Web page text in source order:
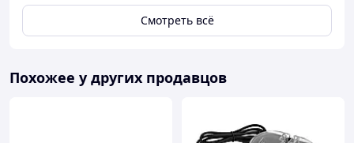
Смотреть всё
Похожее у других продавцов